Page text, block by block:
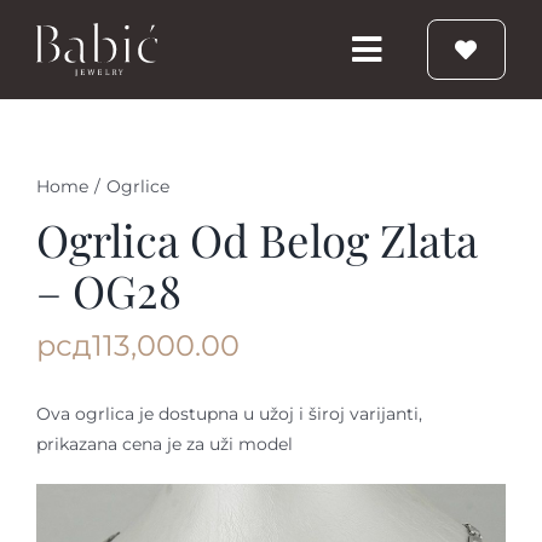
Toggle
Navigation
Prstenje
Nakit
Babic Diamond
Home / Ogrlice
Ogrlica Od Belog Zlata
– OG28
рсд113,000.00
Ova ogrlica je dostupna u užoj i široj varijanti,
prikazana cena je za uži model